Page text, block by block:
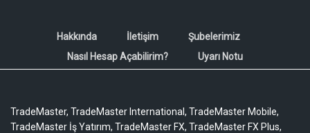
Hakkında İletişim
Şubelerimiz
Nasıl Hesap Açabilirim?
Uyarı Notu
TradeMaster, TradeMaster International, TradeMaster Mobile,
TradeMaster İş Yatırım, TradeMaster FX, TradeMaster FX Plus,